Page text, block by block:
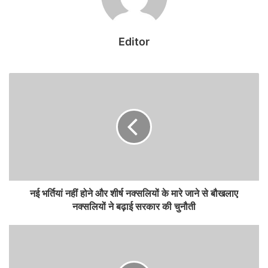
कर दी। इस दौरान पुलिस ने संजीव उर्फ सुच्चा सिंह को मध्य प्रदेश के जबलपुर से
आरोपित को न्यायालय के आदेश पर जेल भेज दिया गया। इसके बाद पुलिस ने
साथ ही हरियाणा में एक करोड़ से अधिक की जमीन का सौदा कर 20 लाख रुपये
लगभग दो करोड़ रुपये की है।
जबलपुर में 4,190 वर्गफुट जमीन, निर्माणाधीन मकान-दुकान, कीमत 65 लाख।
Editor
नई भर्तियां नहीं होने और शीर्ष नक्सलियों के मारे जाने से बौखलाए
नक्सलियों ने बढ़ाई सरकार की चुनौती